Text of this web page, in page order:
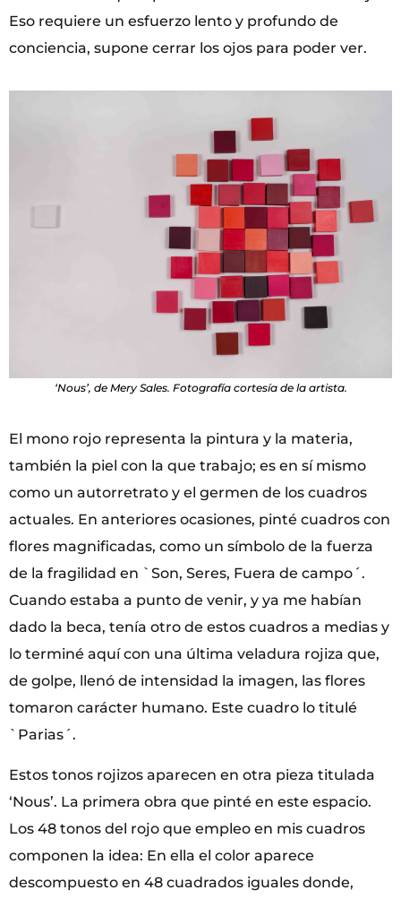
Eso requiere un esfuerzo lento y profundo de
conciencia, supone cerrar los ojos para poder ver.
‘Nous’, de Mery Sales. Fotografía cortesía de la artista.
El mono rojo representa la pintura y la materia,
también la piel con la que trabajo; es en sí mismo
como un autorretrato y el germen de los cuadros
actuales. En anteriores ocasiones, pinté cuadros con
flores magnificadas, como un símbolo de la fuerza
de la fragilidad en `Son, Seres, Fuera de campo´.
Cuando estaba a punto de venir, y ya me habían
dado la beca, tenía otro de estos cuadros a medias y
lo terminé aquí con una última veladura rojiza que,
de golpe, llenó de intensidad la imagen, las flores
tomaron carácter humano. Este cuadro lo titulé
`Parias´.
Estos tonos rojizos aparecen en otra pieza titulada
‘Nous’. La primera obra que pinté en este espacio.
Los 48 tonos del rojo que empleo en mis cuadros
componen la idea: En ella el color aparece
descompuesto en 48 cuadrados iguales donde,